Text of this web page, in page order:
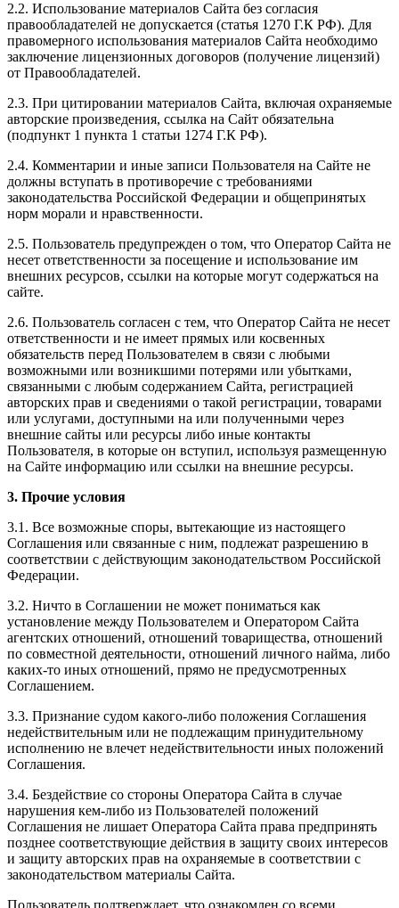
2.2. Использование материалов Сайта без согласия
правообладателей не допускается (статья 1270 Г.К РФ). Для
правомерного использования материалов Сайта необходимо
заключение лицензионных договоров (получение лицензий)
от Правообладателей.
2.3. При цитировании материалов Сайта, включая охраняемые
авторские произведения, ссылка на Сайт обязательна
(подпункт 1 пункта 1 статьи 1274 Г.К РФ).
2.4. Комментарии и иные записи Пользователя на Сайте не
должны вступать в противоречие с требованиями
законодательства Российской Федерации и общепринятых
норм морали и нравственности.
2.5. Пользователь предупрежден о том, что Оператор Сайта не
несет ответственности за посещение и использование им
внешних ресурсов, ссылки на которые могут содержаться на
сайте.
2.6. Пользователь согласен с тем, что Оператор Сайта не несет
ответственности и не имеет прямых или косвенных
обязательств перед Пользователем в связи с любыми
возможными или возникшими потерями или убытками,
связанными с любым содержанием Сайта, регистрацией
авторских прав и сведениями о такой регистрации, товарами
или услугами, доступными на или полученными через
внешние сайты или ресурсы либо иные контакты
Пользователя, в которые он вступил, используя размещенную
на Сайте информацию или ссылки на внешние ресурсы.
3. Прочие условия
3.1. Все возможные споры, вытекающие из настоящего
Соглашения или связанные с ним, подлежат разрешению в
соответствии с действующим законодательством Российской
Федерации.
3.2. Ничто в Соглашении не может пониматься как
установление между Пользователем и Оператором Сайта
агентских отношений, отношений товарищества, отношений
по совместной деятельности, отношений личного найма, либо
каких-то иных отношений, прямо не предусмотренных
Соглашением.
3.3. Признание судом какого-либо положения Соглашения
недействительным или не подлежащим принудительному
исполнению не влечет недействительности иных положений
Соглашения.
3.4. Бездействие со стороны Оператора Сайта в случае
нарушения кем-либо из Пользователей положений
Соглашения не лишает Оператора Сайта права предпринять
позднее соответствующие действия в защиту своих интересов
и защиту авторских прав на охраняемые в соответствии с
законодательством материалы Сайта.
Пользователь подтверждает, что ознакомлен со всеми